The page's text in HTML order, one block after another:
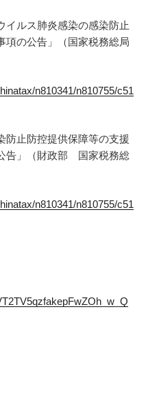
イルス肺炎感染の感染防止
項の公告」（国家税務総局
n810341/n810755/c51
止防控提供保障等の支援
告」（財政部 国家税務総
n810341/n810755/c51